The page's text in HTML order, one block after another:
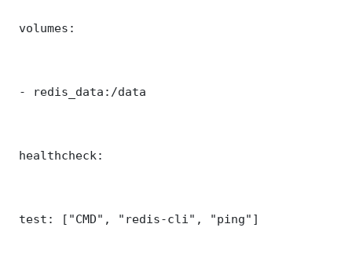
volumes:
- redis_data:/data
healthcheck:
test: ["CMD", "redis-cli", "ping"]